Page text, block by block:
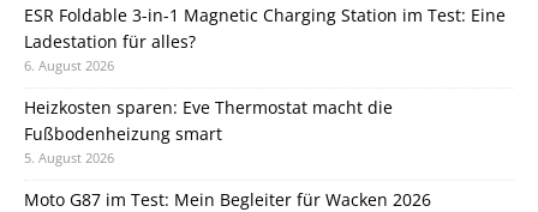
ESR Foldable 3-in-1 Magnetic Charging Station im Test: Eine
Ladestation für alles?
6. August 2026
Heizkosten sparen: Eve Thermostat macht die
Fußbodenheizung smart
5. August 2026
Moto G87 im Test: Mein Begleiter für Wacken 2026